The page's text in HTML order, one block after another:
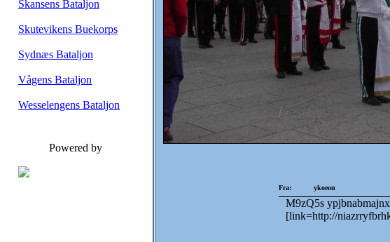
Skansens Bataljon
Skutevikens Buekorps
Sydnæs Bataljon
Vågens Bataljon
Wesselengens Bataljon
Powered by
Fra: ykoeon
M9zQ5s
[link=http://